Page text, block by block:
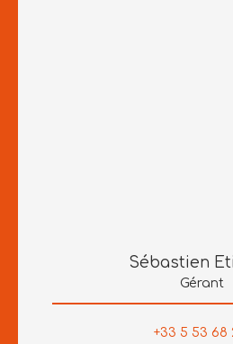
Sébastien
Gérant
+33 5 53 68